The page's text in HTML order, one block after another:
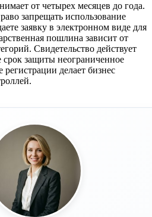
от четырех месяцев до года.
запрещать использование
заявку в электронном виде для
пошлина зависит от
Свидетельство действует
срок защиты неограниченное
регистрации делает бизнес